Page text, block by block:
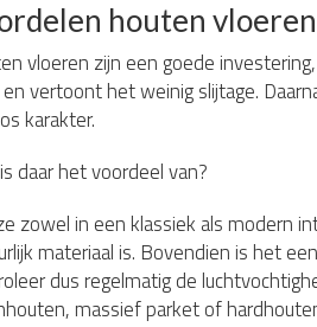
houten
vloeren zijn een goede
vertoont het weinig slijtage.
karakter.
daar het voordeel van?
zowel in een klassiek als modern
materiaal is. Bovendien is het
dus regelmatig de
massief parket of